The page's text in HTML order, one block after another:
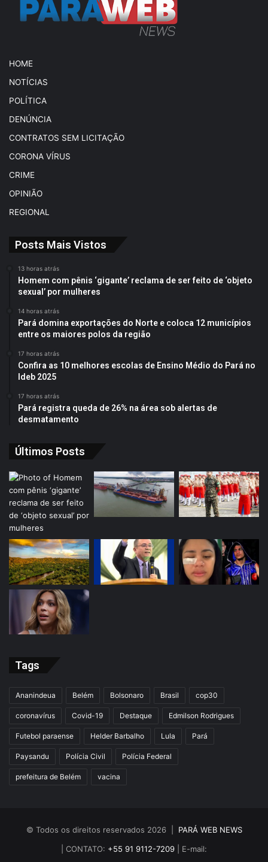
HOME
NOTÍCIAS
POLÍTICA
DENÚNCIA
CONTRATOS SEM LICITAÇÃO
CORONA VÍRUS
CRIME
OPINIÃO
REGIONAL
Posts Mais Vistos
13 horas atrás
Homem com pênis ‘gigante’ reclama de ser feito de ‘objeto
sexual’ por mulheres
14 horas atrás
Pará domina exportações do Norte e coloca 12 municípios
entre os maiores polos da região
17 horas atrás
Confira as 10 melhores escolas de Ensino Médio do Pará no
Ideb 2025
17 horas atrás
Pará registra queda de 26% na área sob alertas de
desmatamento
Últimos Posts
Tags
Ananindeua Belém Bolsonaro Brasil cop30
coronavírus Covid-19 Destaque Edmilson Rodrigues
Futebol paraense Helder Barbalho Lula Pará
Paysandu Polícia Civil Polícia Federal
prefeitura de Belém vacina
© Todos os direitos reservados 2026 | PARÁ WEB NEWS
| CONTATO: +55 91 9112-7209 | E-mail: